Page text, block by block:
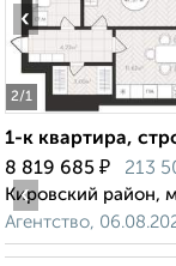
2/1
‹
1-к квартира,
8 819 685 ₽ 213
Кировский
Агентство,
‹